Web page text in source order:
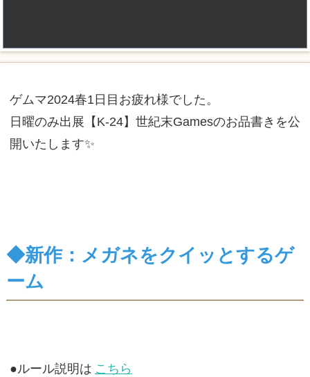
ゲムマ2024春1日目お疲れ様でした。
日曜のみ出展【K-24】世紀末Gamesのお品書きを公
開いたします✨
◆新作：メガネをクイッとするゲ
ーム
●ルール説明は こちら